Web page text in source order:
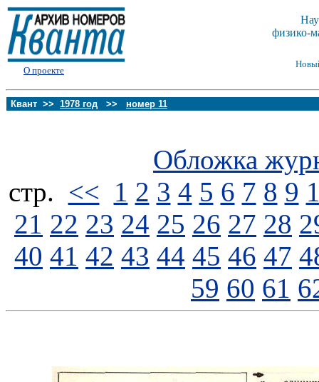
О проекте
физико-
Квант >> 1978 год >> номер 11
Обложка
стp. << 1 2 3 4 5 6 7 8 9
21 22 23 24 25 26 27 28
40 41 42 43 44 45 46 47
59 60 61